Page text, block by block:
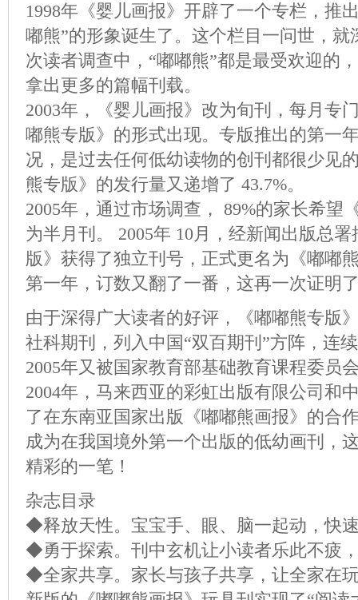
1998年《婴儿画报》开辟了一个专栏，推
嘟熊”的形象诞生了。这个栏目一问世，
次读者调查中，“嘟嘟熊”都是最受欢迎的
拿出更多的篇幅刊载。
2003年，《婴儿画报》改为旬刊，每月专
嘟熊专版》的形式出现。专版推出的第一
况，是过去任何低幼读物的创刊都很少见
熊专版》的发行量又递增了 43.7%。
2005年，通过市场调查， 89%的家长希望
为半月刊。 2005年 10月，经新闻出版总
版》获得了独立刊号，正式更名为《嘟嘟
第一年，订数又翻了一番，这再一次证明
由于深得广大读者的好评，《嘟嘟熊专版
社科期刊，列入中国“双百期刊”方阵，连
2005年又被国家教育部基础教育课程委员
2004年，马来西亚的彩虹出版有限公司和
了在东南亚国家出版《嘟嘟熊画报》的合
成为在我国境外第一个出版的低幼画刊，
精彩的一笔！
杂志目录
◆释放天性。宝宝手、眼、脑一起动，快
◆勇于探索。刊中玄机让小读者乐此不疲
◆全家共享。家长与孩子共享，让全家在